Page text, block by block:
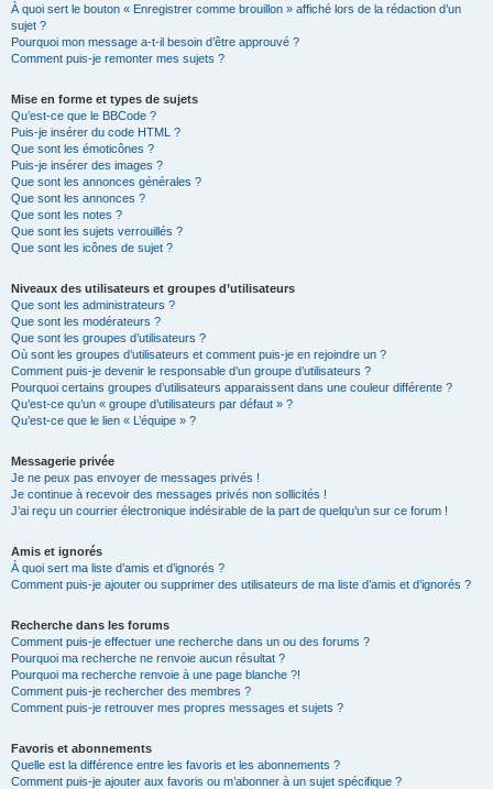
À quoi sert le bouton « Enregistrer comme brouillon » affiché lors de la rédaction d’un
sujet ?
Pourquoi mon message a-t-il besoin d’être approuvé ?
Comment puis-je remonter mes sujets ?
Mise en forme et types de sujets
Qu’est-ce que le BBCode ?
Puis-je insérer du code HTML ?
Que sont les émoticônes ?
Puis-je insérer des images ?
Que sont les annonces générales ?
Que sont les annonces ?
Que sont les notes ?
Que sont les sujets verrouillés ?
Que sont les icônes de sujet ?
Niveaux des utilisateurs et groupes d’utilisateurs
Que sont les administrateurs ?
Que sont les modérateurs ?
Que sont les groupes d’utilisateurs ?
Où sont les groupes d’utilisateurs et comment puis-je en rejoindre un ?
Comment puis-je devenir le responsable d’un groupe d’utilisateurs ?
Pourquoi certains groupes d’utilisateurs apparaissent dans une couleur différente ?
Qu’est-ce qu’un « groupe d’utilisateurs par défaut » ?
Qu’est-ce que le lien « L’équipe » ?
Messagerie privée
Je ne peux pas envoyer de messages privés !
Je continue à recevoir des messages privés non sollicités !
J’ai reçu un courrier électronique indésirable de la part de quelqu’un sur ce forum !
Amis et ignorés
À quoi sert ma liste d’amis et d’ignorés ?
Comment puis-je ajouter ou supprimer des utilisateurs de ma liste d’amis et d’ignorés ?
Recherche dans les forums
Comment puis-je effectuer une recherche dans un ou des forums ?
Pourquoi ma recherche ne renvoie aucun résultat ?
Pourquoi ma recherche renvoie à une page blanche ?!
Comment puis-je rechercher des membres ?
Comment puis-je retrouver mes propres messages et sujets ?
Favoris et abonnements
Quelle est la différence entre les favoris et les abonnements ?
Comment puis-je ajouter aux favoris ou m’abonner à un sujet spécifique ?